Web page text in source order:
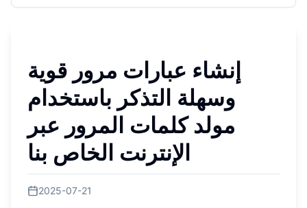
إنشاء عبارات مرور قوية
وسهلة التذكر باستخدام
مولد كلمات المرور عبر
الإنترنت الخاص بنا
2025-07-21